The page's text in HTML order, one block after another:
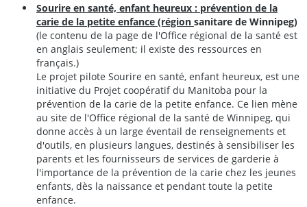
Sourire en santé, enfant heureux : prévention de la
carie de la petite enfance (région sanitare de Winnipeg)
(le contenu de la page de l'Office régional de la santé est
en anglais seulement; il existe des ressources en
français.)
Le projet pilote Sourire en santé, enfant heureux, est une
initiative du Projet coopératif du Manitoba pour la
prévention de la carie de la petite enfance. Ce lien mène
au site de l'Office régional de la santé de Winnipeg, qui
donne accès à un large éventail de renseignements et
d'outils, en plusieurs langues, destinés à sensibiliser les
parents et les fournisseurs de services de garderie à
l'importance de la prévention de la carie chez les jeunes
enfants, dès la naissance et pendant toute la petite
enfance.